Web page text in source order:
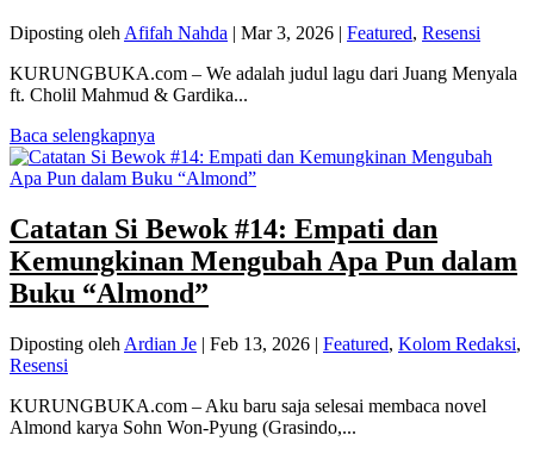
Diposting oleh Afifah Nahda | Mar 3, 2026 | Featured, Resensi
KURUNGBUKA.com – We adalah judul lagu dari Juang Menyala
ft. Cholil Mahmud & Gardika...
Baca selengkapnya
Catatan Si Bewok #14: Empati dan
Kemungkinan Mengubah Apa Pun dalam
Buku “Almond”
Diposting oleh Ardian Je | Feb 13, 2026 | Featured, Kolom Redaksi,
Resensi
KURUNGBUKA.com – Aku baru saja selesai membaca novel
Almond karya Sohn Won-Pyung (Grasindo,...